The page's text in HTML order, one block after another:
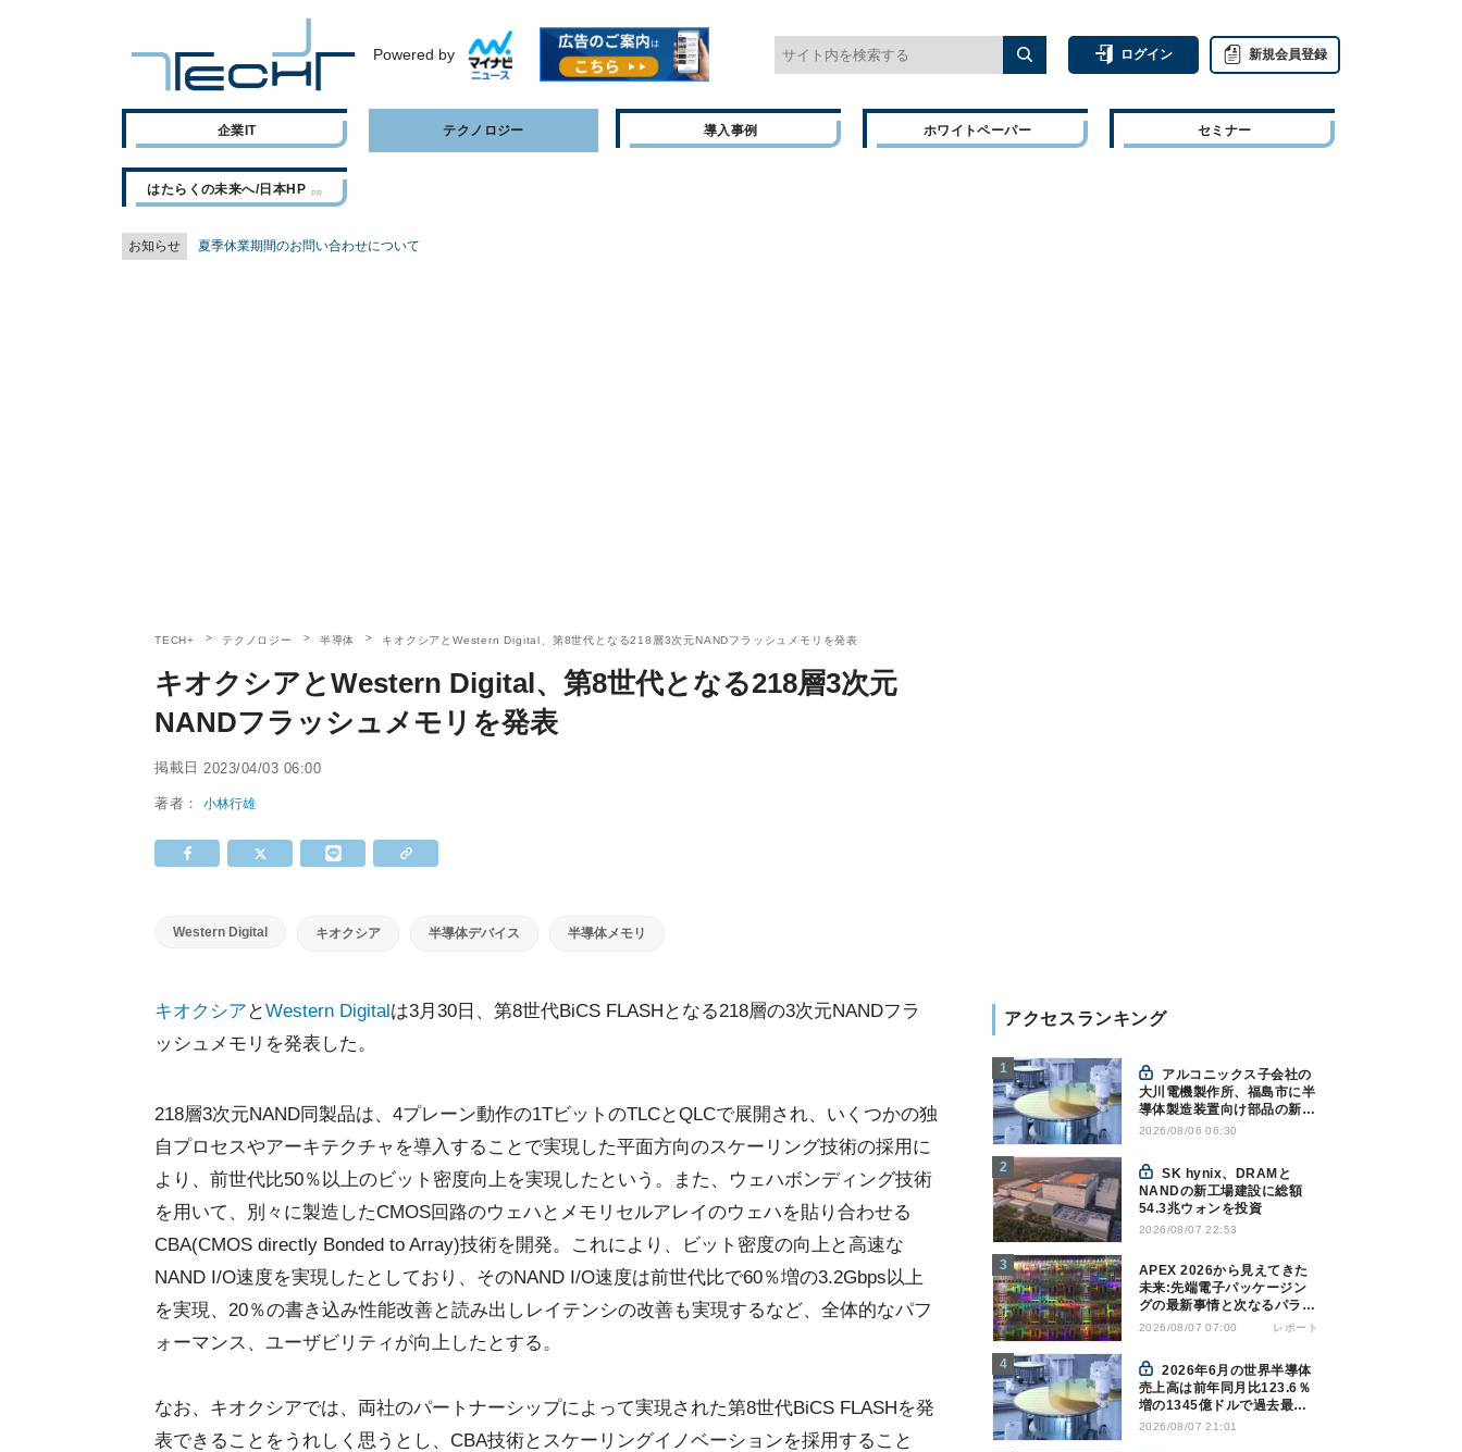
Powered by ログイン 新規会員登録
企業IT テクノロジー 導入事例 ホワイトペーパー セミナー
はたらくの未来へ/日本HP
お知らせ 夏季休業期間のお問い合わせについて
TECH+ テクノロジー 半導体 キオクシアとWestern Digital、第8世代となる218層3次元NANDフラッシュメモリを発表
キオクシアとWestern Digital、第8世代となる218層3次元
NANDフラッシュメモリを発表
掲載日 2023/04/03 06:00
著者：小林行雄
Western Digital キオクシア 半導体デバイス 半導体メモリ
キオクシア とWestern Digitalは3月30日、第8世代BiCS FLASHとなる218層の3次元NANDフラ
ッシュメモリを発表した。
218層3次元NAND同製品は、4プレーン動作の1TビットのTLCとQLCで展開され、いくつかの独
自プロセスやアーキテクチャを導入することで実現した平面方向のスケーリング技術の採用に
より、前世代比50％以上のビット密度向上を実現したという。また、ウェハボンディング技術
を用いて、別々に製造したCMOS回路のウェハとメモリセルアレイのウェハを貼り合わせる
CBA(CMOS directly Bonded to Array)技術を開発。これにより、ビット密度の向上と高速な
NAND I/O速度を実現したとしており、そのNAND I/O速度は前世代比で60％増の3.2Gbps以上
を実現、20％の書き込み性能改善と読み出しレイテンシの改善も実現するなど、全体的なパフ
ォーマンス、ユーザビリティが向上したとする。
なお、キオクシアでは、両社のパートナーシップによって実現された第8世代BiCS FLASHを発
表できることをうれしく思うとし、CBA技術とスケーリングイノベーションを採用すること
アクセスランキング
大川電機製作所、福島市に半
導体製造装置向け部品の新工
場建設を決定
2026/08/06 06:30
SK hynix、DRAMと
NANDの新工場建設に総額
54.3兆ウォンを投資
2026/08/07 22:53
APEX 2026から見えてきた
未来:先端電子パッケージン
グの最新事情と次なるパラダ
イムシフト
2026/08/07 07:00 レポート
2026年6月の世界半導体
売上高は前年同月比123.6％
増の1345億ドルで過去最高
更新 SIA調べ
2026/08/07 21:01